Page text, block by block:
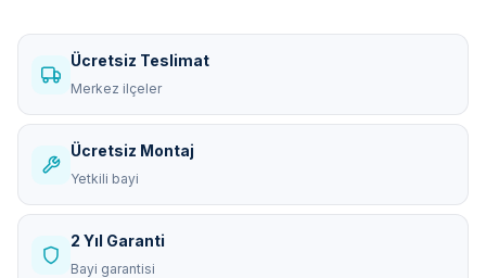
Ücretsiz Teslimat
Merkez ilçeler
Ücretsiz Montaj
Yetkili bayi
2 Yıl Garanti
Bayi garantisi